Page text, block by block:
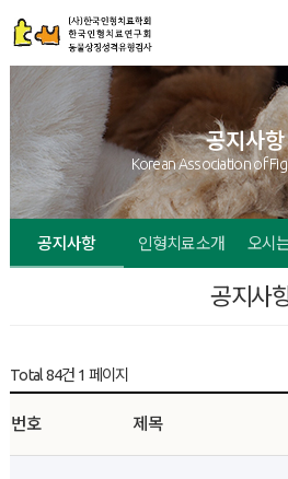
공지사항
Korean Association of
공지사항 인형치료소개 오시
공지사
Total 84건 1 페이지
번호 제목